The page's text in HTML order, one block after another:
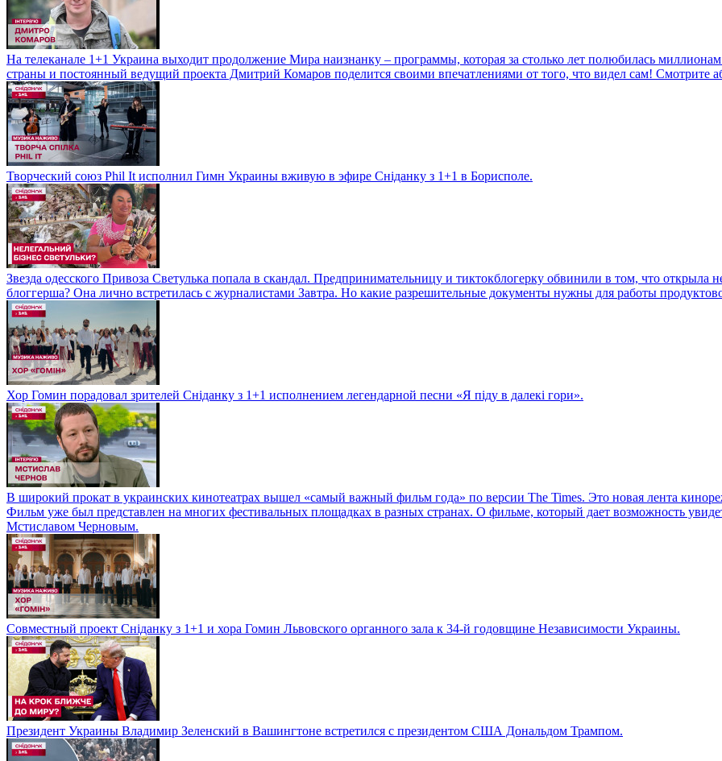
На телеканале 1+1 Украина выходит продолжение Мира наизнанку – программы, которая за столько лет полюбилась
страны и постоянный ведущий проекта Дмитрий Комаров поделится своими впечатлениями от того, что видел сам! Смотрите
Творческий союз Phil It исполнил Гимн Украины вживую в эфире Сніданку з 1+1 в Борисполе.
Звезда одесского Привоза Светулька попала в скандал. Предпринимательницу и тиктокблогерку обвинили в том, что открыла
блоггерша? Она лично встретилась с журналистами Завтра. Но какие разрешительные документы нужны для работы
Хор Гомин порадовал зрителей Сніданку з 1+1 исполнением легендарной песни «Я піду в далекі гори».
В широкий прокат в украинских кинотеатрах вышел «самый важный фильм года» по версии The Times. Это новая лента
Фильм уже был представлен на многих фестивальных площадках в разных странах. О фильме, который дает возможность
Мстиславом Черновым.
Совместный проект Сніданку з 1+1 и хора Гомин Львовского органного зала к 34-й годовщине Независимости Украины.
Президент Украины Владимир Зеленский в Вашингтоне встретился с президентом США Дональдом Трампом.